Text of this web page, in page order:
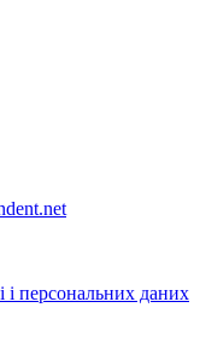
і персональних даних